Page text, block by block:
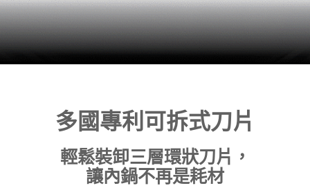
多國專利可拆式刀片
輕鬆裝卸三層環狀刀片，
讓內鍋不再是耗材